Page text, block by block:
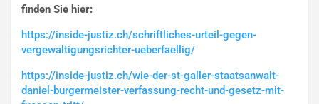
finden Sie hier:
https://inside-justiz.ch/schriftliches-urteil-gegen-
vergewaltigungsrichter-ueberfaellig/
https://inside-justiz.ch/wie-der-st-galler-staatsanwalt-
daniel-burgermeister-verfassung-recht-und-gesetz-mit-